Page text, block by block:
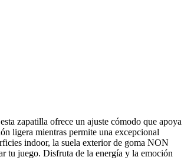
zapatilla ofrece un ajuste cómodo que apoya
ligera mientras permite una excepcional
indoor, la suela exterior de goma NON
tu juego. Disfruta de la energía y la emoción